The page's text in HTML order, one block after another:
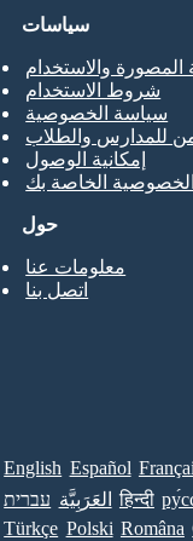
حول
معلومات عنا
اتصل بنا
سياسات
والاستخدام
شروط الاستخدام
سياسة الخصوصية
للمدارس والطلاب
إمكانية الوصول
الخاصة بك
English Español
עברית العَرَبِيَّة हिन्दी
Türkçe Polski Româna